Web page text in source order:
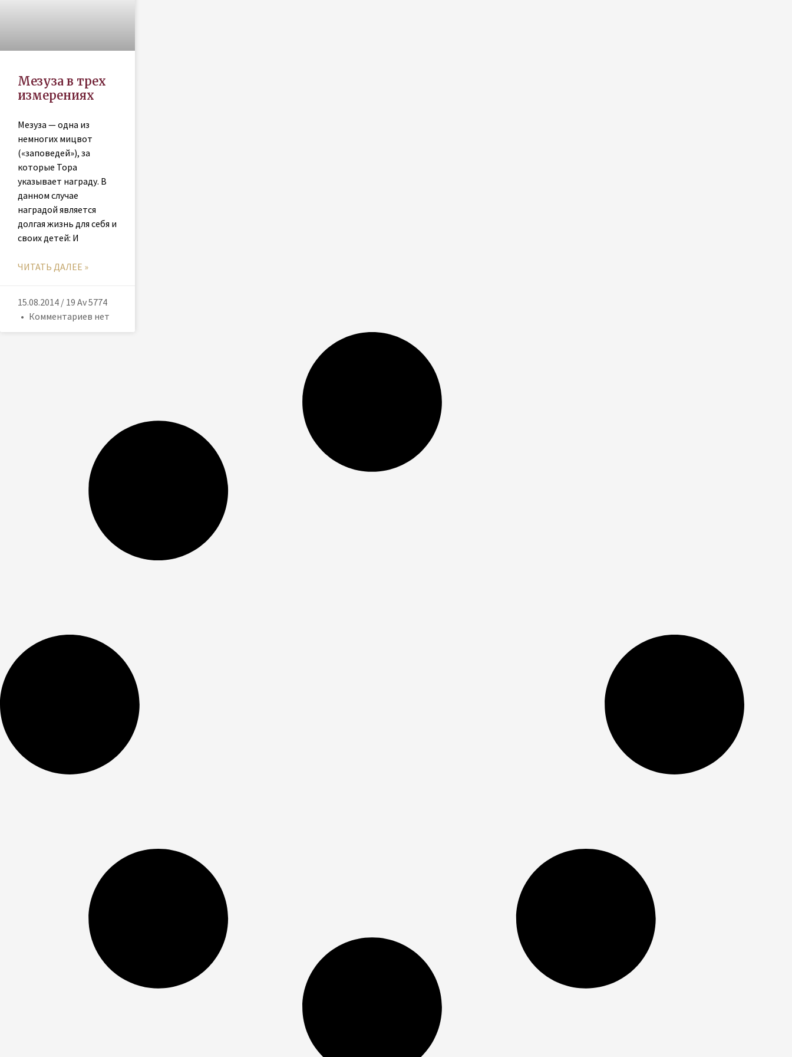
Мезуза в трех
измерениях
Мезуза — одна из
немногих мицвот
(«заповедей»), за
которые Тора
указывает награду. В
данном случае
наградой является
долгая жизнь для себя и
своих детей: И
ЧИТАТЬ ДАЛЕЕ »
15.08.2014 / 19 Av 5774
Комментариев нет